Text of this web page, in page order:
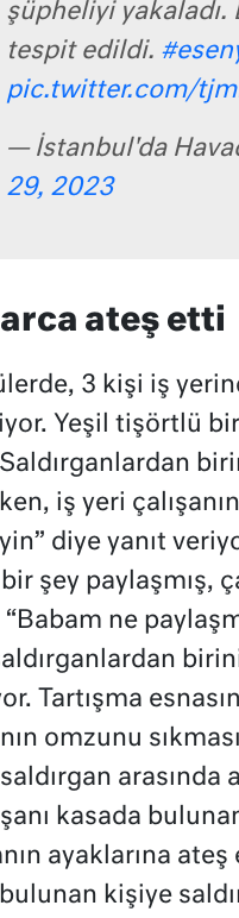
şüpheliyi
tespit edildi.
pic.twitter.com/
— İstanbul'da
29, 2023
ateş etti
3 kişi iş
Yeşil tişörtlü
Saldırganlardan
iş yeri
diye yanıt
şey paylaşmış,
“Babam ne
Tartışma
omzunu
arasında
kasada
ayaklarına
kişiye